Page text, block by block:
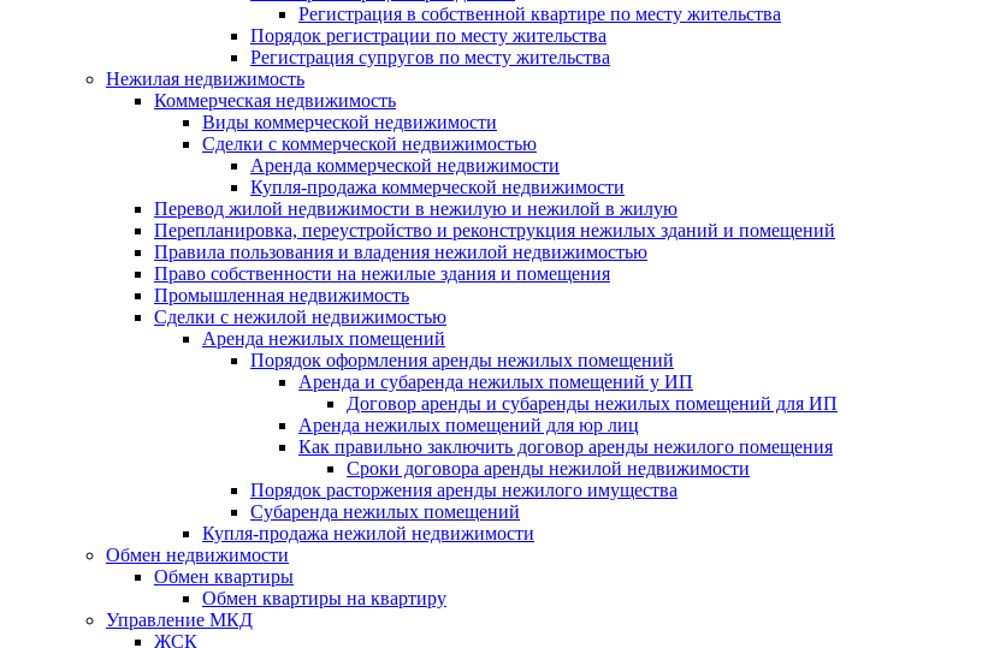
Регистрация в собственной квартире по месту жительства
Порядок регистрации по месту жительства
Регистрация супругов по месту жительства
Нежилая недвижимость
Коммерческая недвижимость
Виды коммерческой недвижимости
Сделки с коммерческой недвижимостью
Аренда коммерческой недвижимости
Купля-продажа коммерческой недвижимости
Перевод жилой недвижимости в нежилую и нежилой в жилую
Перепланировка, переустройство и реконструкция нежилых зданий и помещений
Правила пользования и владения нежилой недвижимостью
Право собственности на нежилые здания и помещения
Промышленная недвижимость
Сделки с нежилой недвижимостью
Аренда нежилых помещений
Порядок оформления аренды нежилых помещений
Аренда и субаренда нежилых помещений у ИП
Договор аренды и субаренды нежилых помещений для ИП
Аренда нежилых помещений для юр лиц
Как правильно заключить договор аренды нежилого помещения
Сроки договора аренды нежилой недвижимости
Порядок расторжения аренды нежилого имущества
Субаренда нежилых помещений
Купля-продажа нежилой недвижимости
Обмен недвижимости
Обмен квартиры
Обмен квартиры на квартиру
Управление МКД
ЖСК